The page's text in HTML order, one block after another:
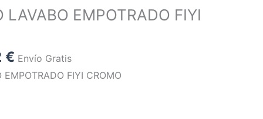
EMPOTRADO FIYI
€
precio
actual
107,92 €.
Envío Gratis
FIYI CROMO